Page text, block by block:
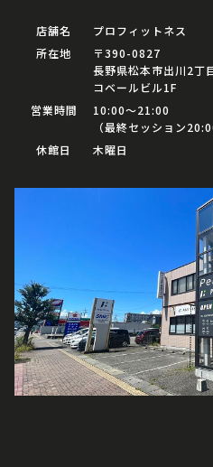
店舗名
プロフィットネス
所在地
〒390-0827
長野県松本市出川2丁
コベールビル1F
営業時間
10:00〜21:00
（最終セッション
休館日
木曜日